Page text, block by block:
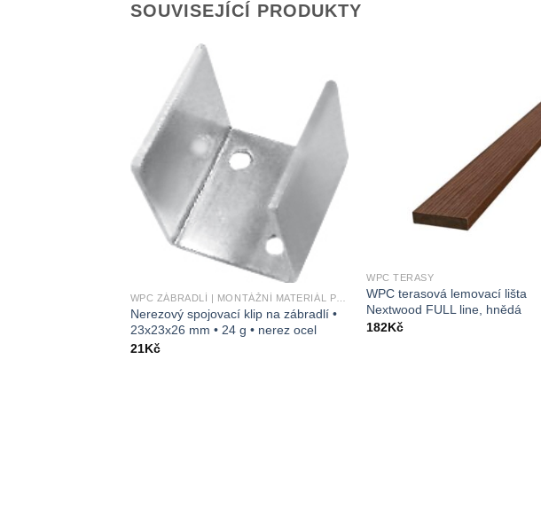
SOUVISEJÍCÍ PRODUKTY
Nerezový spojovací klip na zábradlí •
23x23x26 mm • 24 g • nerez ocel
21Kč
WPC TERASY
WPC terasová lemovací lišta
Nextwood FULL line, hnědá
182Kč